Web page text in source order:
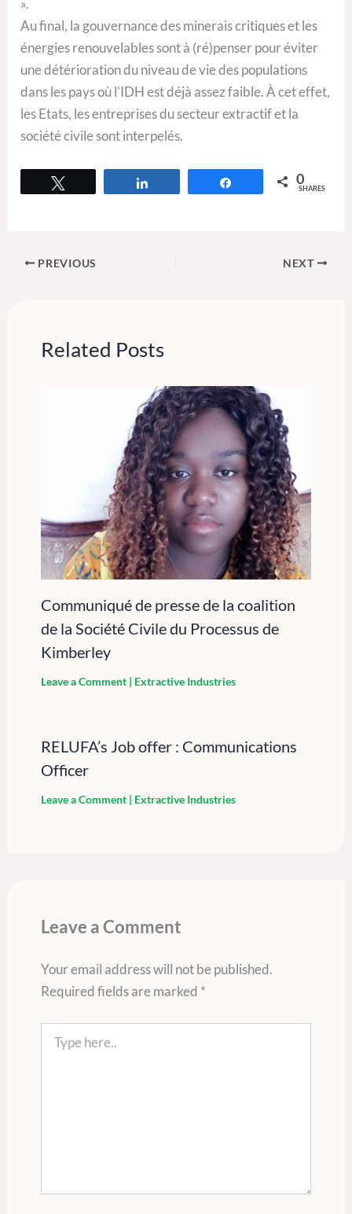
».
Au final, la gouvernance des minerais critiques et les
énergies renouvelables sont à (ré)penser pour éviter
une détérioration du niveau de vie des populations
dans les pays où l’IDH est déjà assez faible. À cet effet,
les Etats, les entreprises du secteur extractif et la
société civile sont interpelés.
0
SHARES
PREVIOUS NEXT
Related Posts
Communiqué de presse de la coalition
de la Société Civile du Processus de
Kimberley
Leave a Comment | Extractive Industries
RELUFA’s Job offer : Communications
Officer
Leave a Comment | Extractive Industries
Leave a Comment
Your email address will not be published.
Required fields are marked *
here..